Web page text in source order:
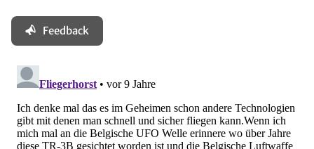
Feedback